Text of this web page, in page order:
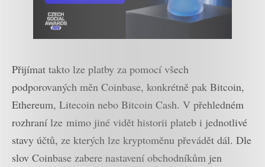
Přijímat takto lze platby za pomocí všech
podporovaných měn Coinbase, konkrétně pak Bitcoin,
Ethereum, Litecoin nebo Bitcoin Cash. V přehledném
rozhraní lze mimo jiné vidět historii plateb i jednotlivé
stavy účtů, ze kterých lze kryptoměnu převádět dál. Dle
slov Coinbase zabere nastavení obchodníkům jen